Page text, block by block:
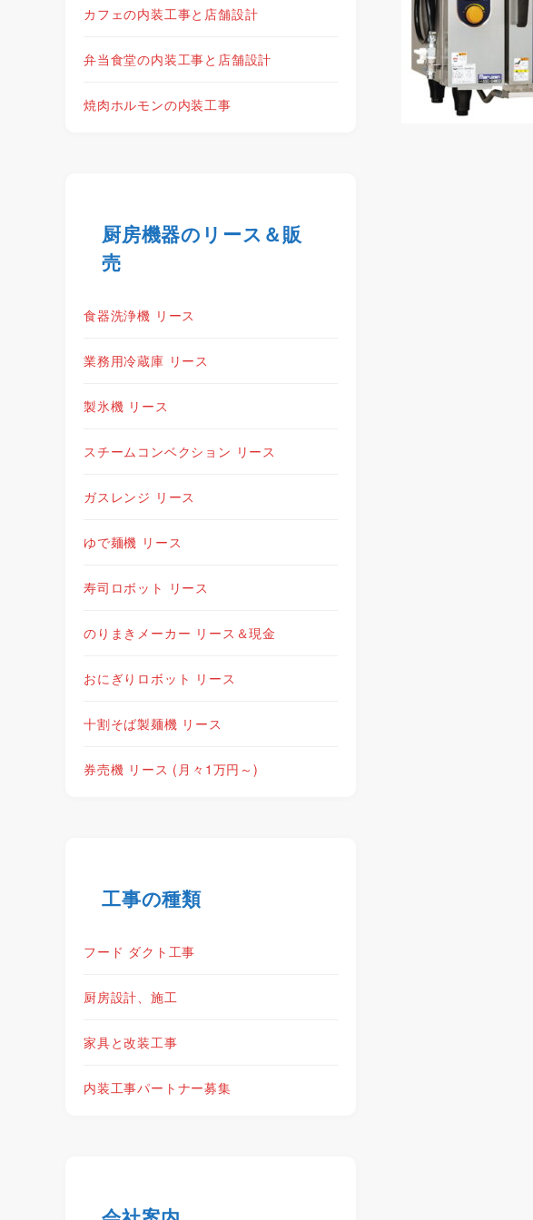
カフェの内装工事と店舗設計
弁当食堂の内装工事と店舗設計
焼肉ホルモンの内装工事
厨房機器のリース＆販
売
食器洗浄機 リース
業務用冷蔵庫 リース
製氷機 リース
スチームコンベクション リース
ガスレンジ リース
ゆで麺機 リース
寿司ロボット リース
のりまきメーカー リース＆現金
おにぎりロボット リース
十割そば製麺機 リース
券売機 リース (月々1万円～)
工事の種類
フード ダクト工事
厨房設計、施工
家具と改装工事
内装工事パートナー募集